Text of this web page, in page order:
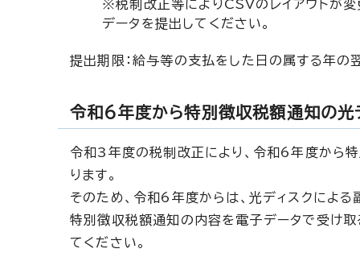
※税制改正等によりCSVのレイアウトが変
データを提出してください。
提出期限：給与等の支払をした日の属する年の
令和6年度から特別徴収税額通知の光
令和3年度の税制改正により、令和6年度から
ります。
そのため、令和6年度からは、光ディスクによ
特別徴収税額通知の内容を電子データで受け
てください。